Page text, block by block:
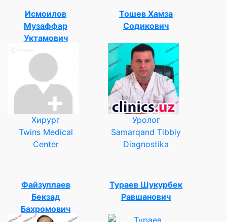
Исмоилов
Музаффар
Уктамович
Хирург
Twins Medical
Center
Тошев Хамза
Содикович
Уролог
Samarqand Tibbiy
Diagnostika
Файзуллаев
Бекзад
Бахромович
Тураев Шукурбек
Равшанович